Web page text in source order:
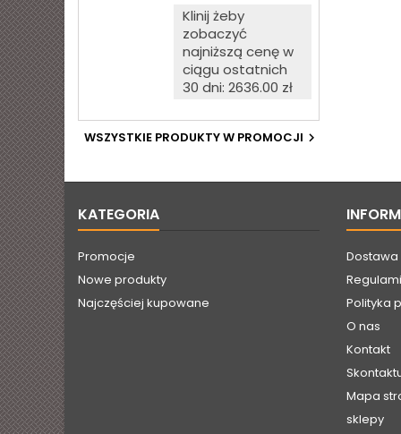
trójwarstwowego szkła
opalowego (białego)
matowego w
komplecie z podstawą
z blachy stalowej
dokładnie tak, jak na
od producenta.
Klinij żeby
zobaczyć
najniższą cenę w
ciągu ostatnich
30 dni: 2636.00 zł
WSZYSTKIE PRODUKTY W PROMOCJI 
KATEGORIA
Promocje
Nowe produkty
Najczęściej kupowane
Dostawa
Polityka
O nas
Kontakt
Mapa
sklepy